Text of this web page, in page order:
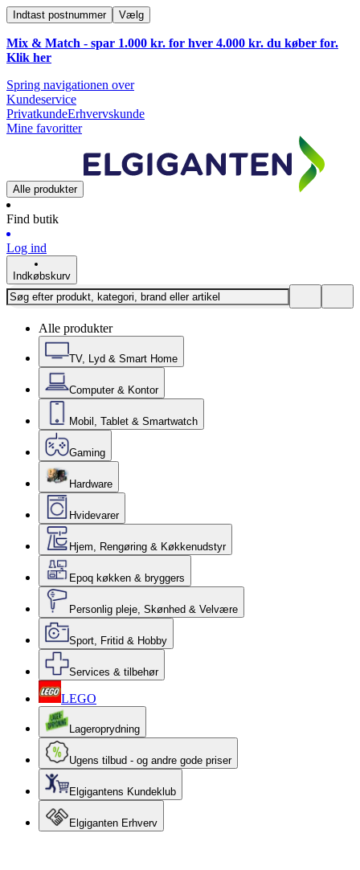
Indtast postnummer Vælg
Mix & Match - spar 1.000 kr. for hver 4.000 kr. du køber for.
Klik her
Spring navigationen over
Kundeservice
PrivatkundeErhvervskunde
Mine favoritter
Alle produkter
Find butik
Log ind
Indkøbskurv
Alle produkter
TV, Lyd & Smart Home
Computer & Kontor
Mobil, Tablet & Smartwatch
Gaming
Hardware
Hvidevarer
Hjem, Rengøring & Køkkenudstyr
Epoq køkken & bryggers
Personlig pleje, Skønhed & Velvære
Sport, Fritid & Hobby
Services & tilbehør
LEGO
Lageroprydning
Ugens tilbud - og andre gode priser
Elgigantens Kundeklub
Elgiganten Erhverv